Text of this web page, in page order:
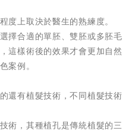
度上取決於醫生的熟練度。
擇合適的單胚、雙胚或多胚毛
這樣術後的效果才會更加自然
案例。
還有植髮技術，不同植髮技術
術，其種植孔是傳統植髮的三